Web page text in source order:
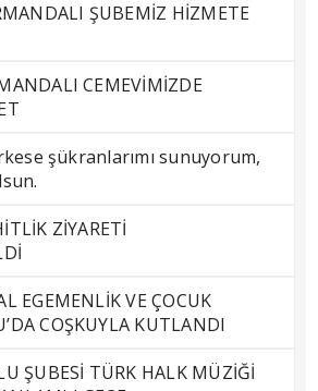
ŞUBEMİZ HİZMETE
CEMEVİMİZDE
şükranlarımı sunuyorum,
ZİYARETİ
EGEMENLİK VE ÇOCUK
COŞKUYLA KUTLANDI
ŞUBESİ TÜRK HALK MÜZİĞİ